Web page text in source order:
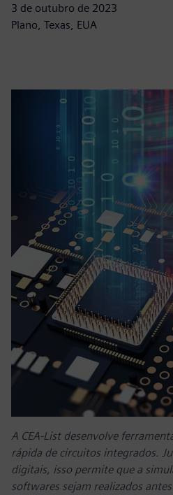
3 de outubro de 2023
Plano, Texas, EUA
A CEA-List desenvolve
rápida de circuitos integrados.
digitais, isso permite que a
softwares sejam realizados